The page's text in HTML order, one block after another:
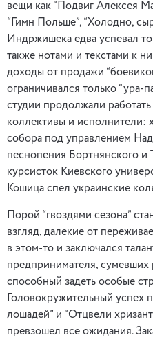
вещи как “Подвиг Алексея
“Гимн Польше”, “Холодно,
Индржишека едва успевал
также нотами и текстами к
доходы от продажи
ограничивался только “ура-
студии продолжали
коллективы и исполнители:
собора под управлением
песнопения Бортнянского и
курсисток Киевского
Кошица спел украинские
Порой “гвоздями сезона”
взгляд, далекие от
в этом-то и заключался
предпринимателя, сумевших
способный задеть особые
Головокружительный успех
лошадей” и “Отцвели
превзошел все ожидания.